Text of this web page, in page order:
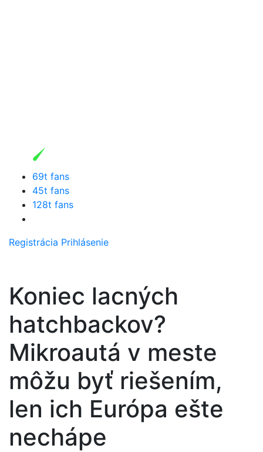
69t fans
45t fans
128t fans
Registrácia Prihlásenie
Koniec lacných
hatchbackov?
Mikroautá v meste
môžu byť riešením,
len ich Európa ešte
nechápe